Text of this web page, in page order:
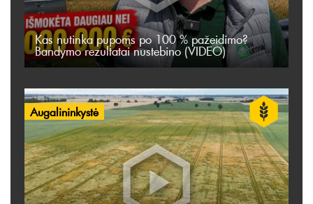
Kas nutinka pupoms po 100 % pažeidimo?
Bandymo rezultatai nustebino (VIDEO)
Augalininkystė